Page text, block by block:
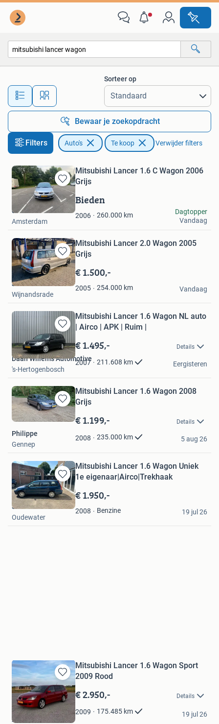
Alle afstanden…
Sorteer op
Bewaar je zoekopdracht
Filters Auto's Te koop Verwijder filters
Bewaren
in
Mijn
Favorieten
Mitsubishi Lancer 1.6 C Wagon 2006
Grijs
Bieden
2006 260.000 km
david robinson
Amsterdam
Dagtopper
Vandaag
Bewaren
in
Mijn
Favorieten
Mitsubishi Lancer 2.0 Wagon 2005
Grijs
€ 1.500,-
2005 254.000 km
Jo
Wijnandsrade
Vandaag
Bewaren
in
Mijn
Favorieten
Mitsubishi Lancer 1.6 Wagon NL auto
| Airco | APK | Ruim |
€ 1.495,- Details
2007 211.608 km
Daan Willems Automotive
's-Hertogenbosch
Eergisteren
Bewaren
in
Favorieten
Mitsubishi Lancer 1.6 Wagon 2008
Grijs
€ 1.199,- Details
2008 235.000 km
Philippe
Gennep
5 aug 26
Bewaren
in
Mijn
Favorieten
Mitsubishi Lancer 1.6 Wagon Uniek
1e eigenaar|Airco|Trekhaak
€ 1.950,-
2008 Benzine
Stass
Oudewater
19 jul 26
Bewaren
in
Mijn
Favorieten
Mitsubishi Lancer 1.6 Wagon Sport
2009 Rood
€ 2.950,- Details
2009 175.485 km
Richard
Alkmaar
19 jul 26